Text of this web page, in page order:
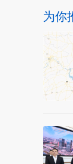
为你